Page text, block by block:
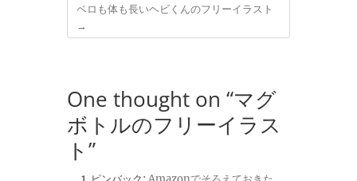
ベロも体も長いヘビくんのフリーイラスト
→
One thought on “マグ
ボトルのフリーイラス
ト”